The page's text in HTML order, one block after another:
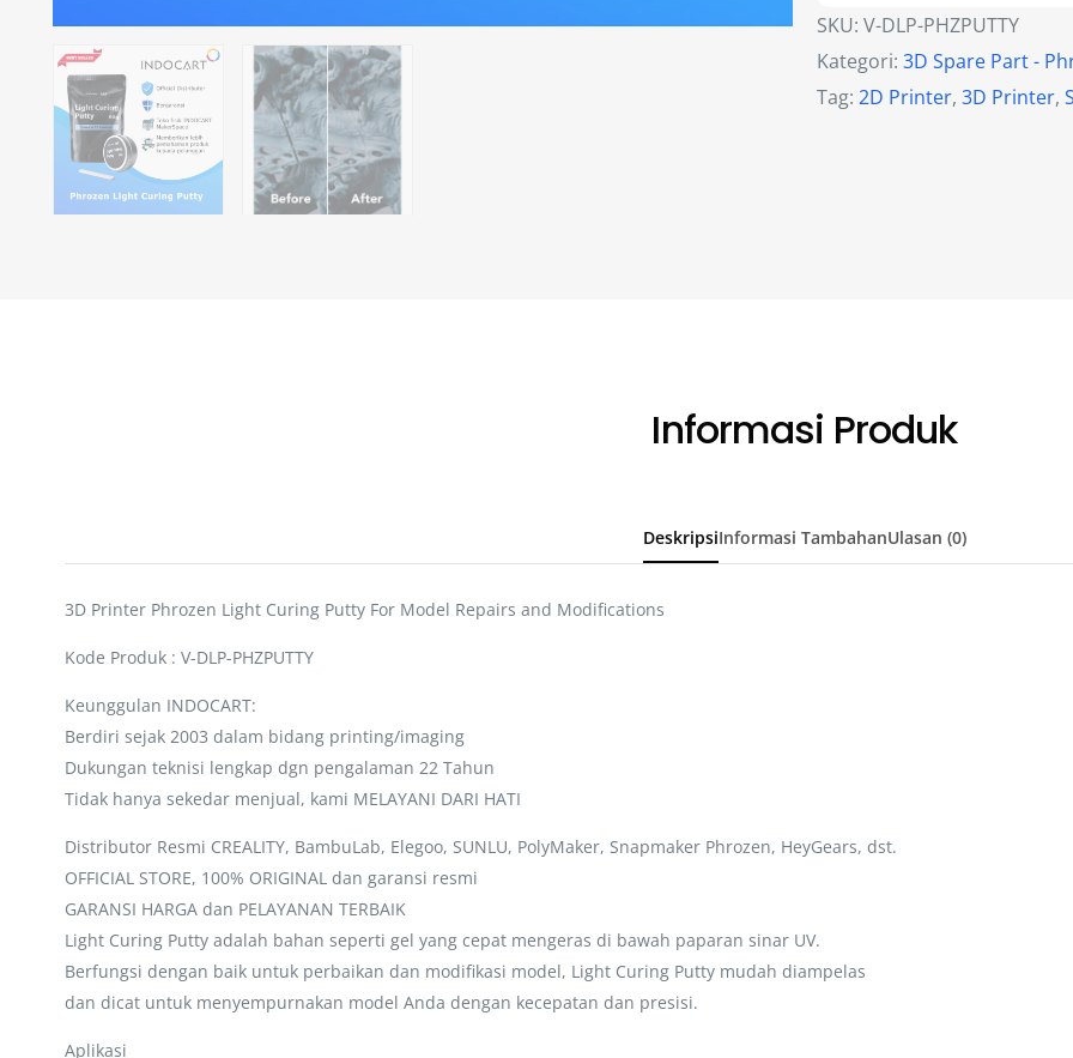
SKU: V-DLP-PHZPUTTY
Kategori: 3D Spare Part -
Tag: 2D Printer, 3D Printer,
Informasi Produk
DeskripsiInformasi TambahanUlasan (0)
3D Printer Phrozen Light Curing Putty For Model Repairs and Modifications
Kode Produk : V-DLP-PHZPUTTY
Keunggulan INDOCART:
Berdiri sejak 2003 dalam bidang printing/imaging
Dukungan teknisi lengkap dgn pengalaman 22 Tahun
Tidak hanya sekedar menjual, kami MELAYANI DARI HATI
Distributor Resmi CREALITY, BambuLab, Elegoo, SUNLU, PolyMaker, Snapmaker Phrozen, HeyGears, dst.
OFFICIAL STORE, 100% ORIGINAL dan garansi resmi
GARANSI HARGA dan PELAYANAN TERBAIK
Light Curing Putty adalah bahan seperti gel yang cepat mengeras di bawah paparan sinar UV.
Berfungsi dengan baik untuk perbaikan dan modifikasi model, Light Curing Putty mudah diampelas
dan dicat untuk menyempurnakan model Anda dengan kecepatan dan presisi.
Aplikasi